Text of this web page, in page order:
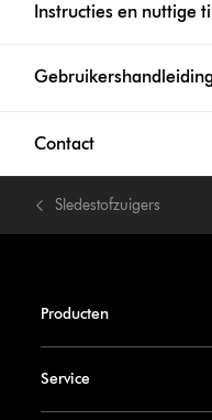
Instructies en nuttige
Gebruikershandleiding
Contact
Sledestofzuigers
Producten
Service